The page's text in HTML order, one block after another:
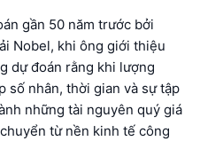
gần 50 năm trước bởi
Nobel, khi ông giới thiệu
dự đoán rằng khi lượng
số nhân, thời gian và sự tập
những tài nguyên quý giá
từ nền kinh tế công